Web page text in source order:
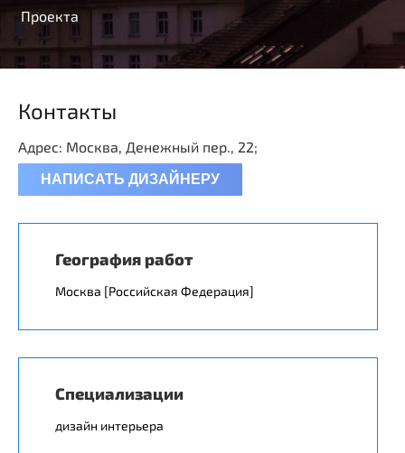
Проекта
Контакты
Адрес: Москва, Денежный пер., 22;
НАПИСАТЬ ДИЗАЙНЕРУ
География работ
Москва [Российская Федерация]
Специализации
дизайн интерьера